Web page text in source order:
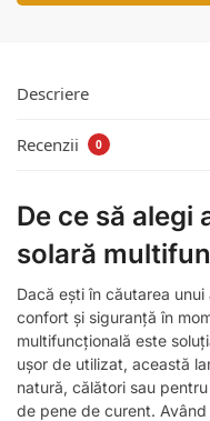
Descriere
Recenzii 0
De ce să alegi
solară
Dacă ești în căutarea
confort și siguranță în
multifuncțională este
ușor de utilizat, această
natură, călători sau
de pene de curent.